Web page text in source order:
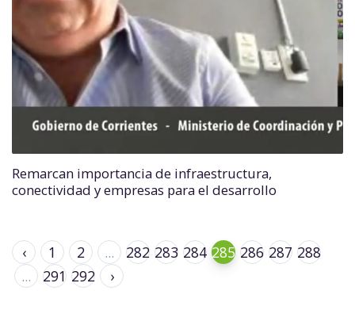
Remarcan importancia de infraestructura,
conectividad y empresas para el desarrollo
‹ 1 2 ... 282 283 284 285 286 287 288
...
291 292 ›